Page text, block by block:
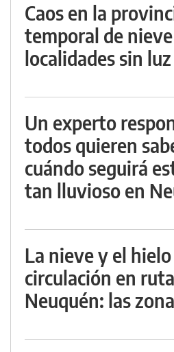
Caos en la
temporal de
localidades sin
Un experto
todos quieren
cuándo seguirá
tan lluvioso en
La nieve y el
circulación en
Neuquén: las